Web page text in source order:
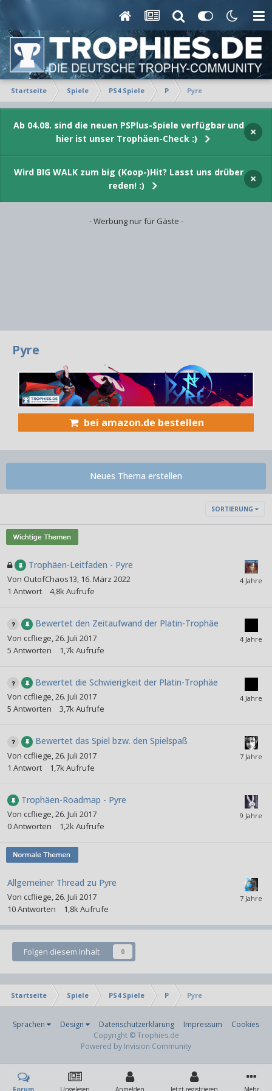
Startseite Spiele PS4 Spiele P Pyre
Ab 04.08. sind die neuen PSPlus-Spiele verfügbar und
hier ist unser Trophäen-Check :)
×
Wird BIG WALK zum big (Koop-)Hit? Lasst uns drüber
reden! :)
×
- Werbung nur für Gäste -
Pyre
bei amazon.de bestellen
Neues Thema erstellen
SORTIERUNG
Trophäen-Leitfaden - Pyre
Von OutofChaos13, 16. März 2022
1 Antwort 4,8kAufrufe
Bewertet den Zeitaufwand der Platin-Trophäe
Von ccfliege,26. Juli 2017
5 Antworten 1,7kAufrufe
Bewertet die Schwierigkeit der Platin-Trophäe
Von ccfliege,26. Juli 2017
5 Antworten 3,7kAufrufe
Bewertet das Spiel bzw. den Spielspaß
Von ccfliege,26. Juli 2017
1 Antwort 1,7kAufrufe
Trophäen-Roadmap - Pyre
Von ccfliege,26. Juli 2017
0Antworten 1,2kAufrufe
Allgemeiner Thread zu Pyre
Von ccfliege,26. Juli 2017
10Antworten 1,8kAufrufe
Folgen diesem Inhalt 0
Startseite Spiele PS4 Spiele P Pyre
Sprachen Design Datenschutzerklärung Impressum
Cookies
Copyright © Trophies.de
Powered by Invision Community
Forum Ungelesen Anmelden Jetzt registrieren Mehr